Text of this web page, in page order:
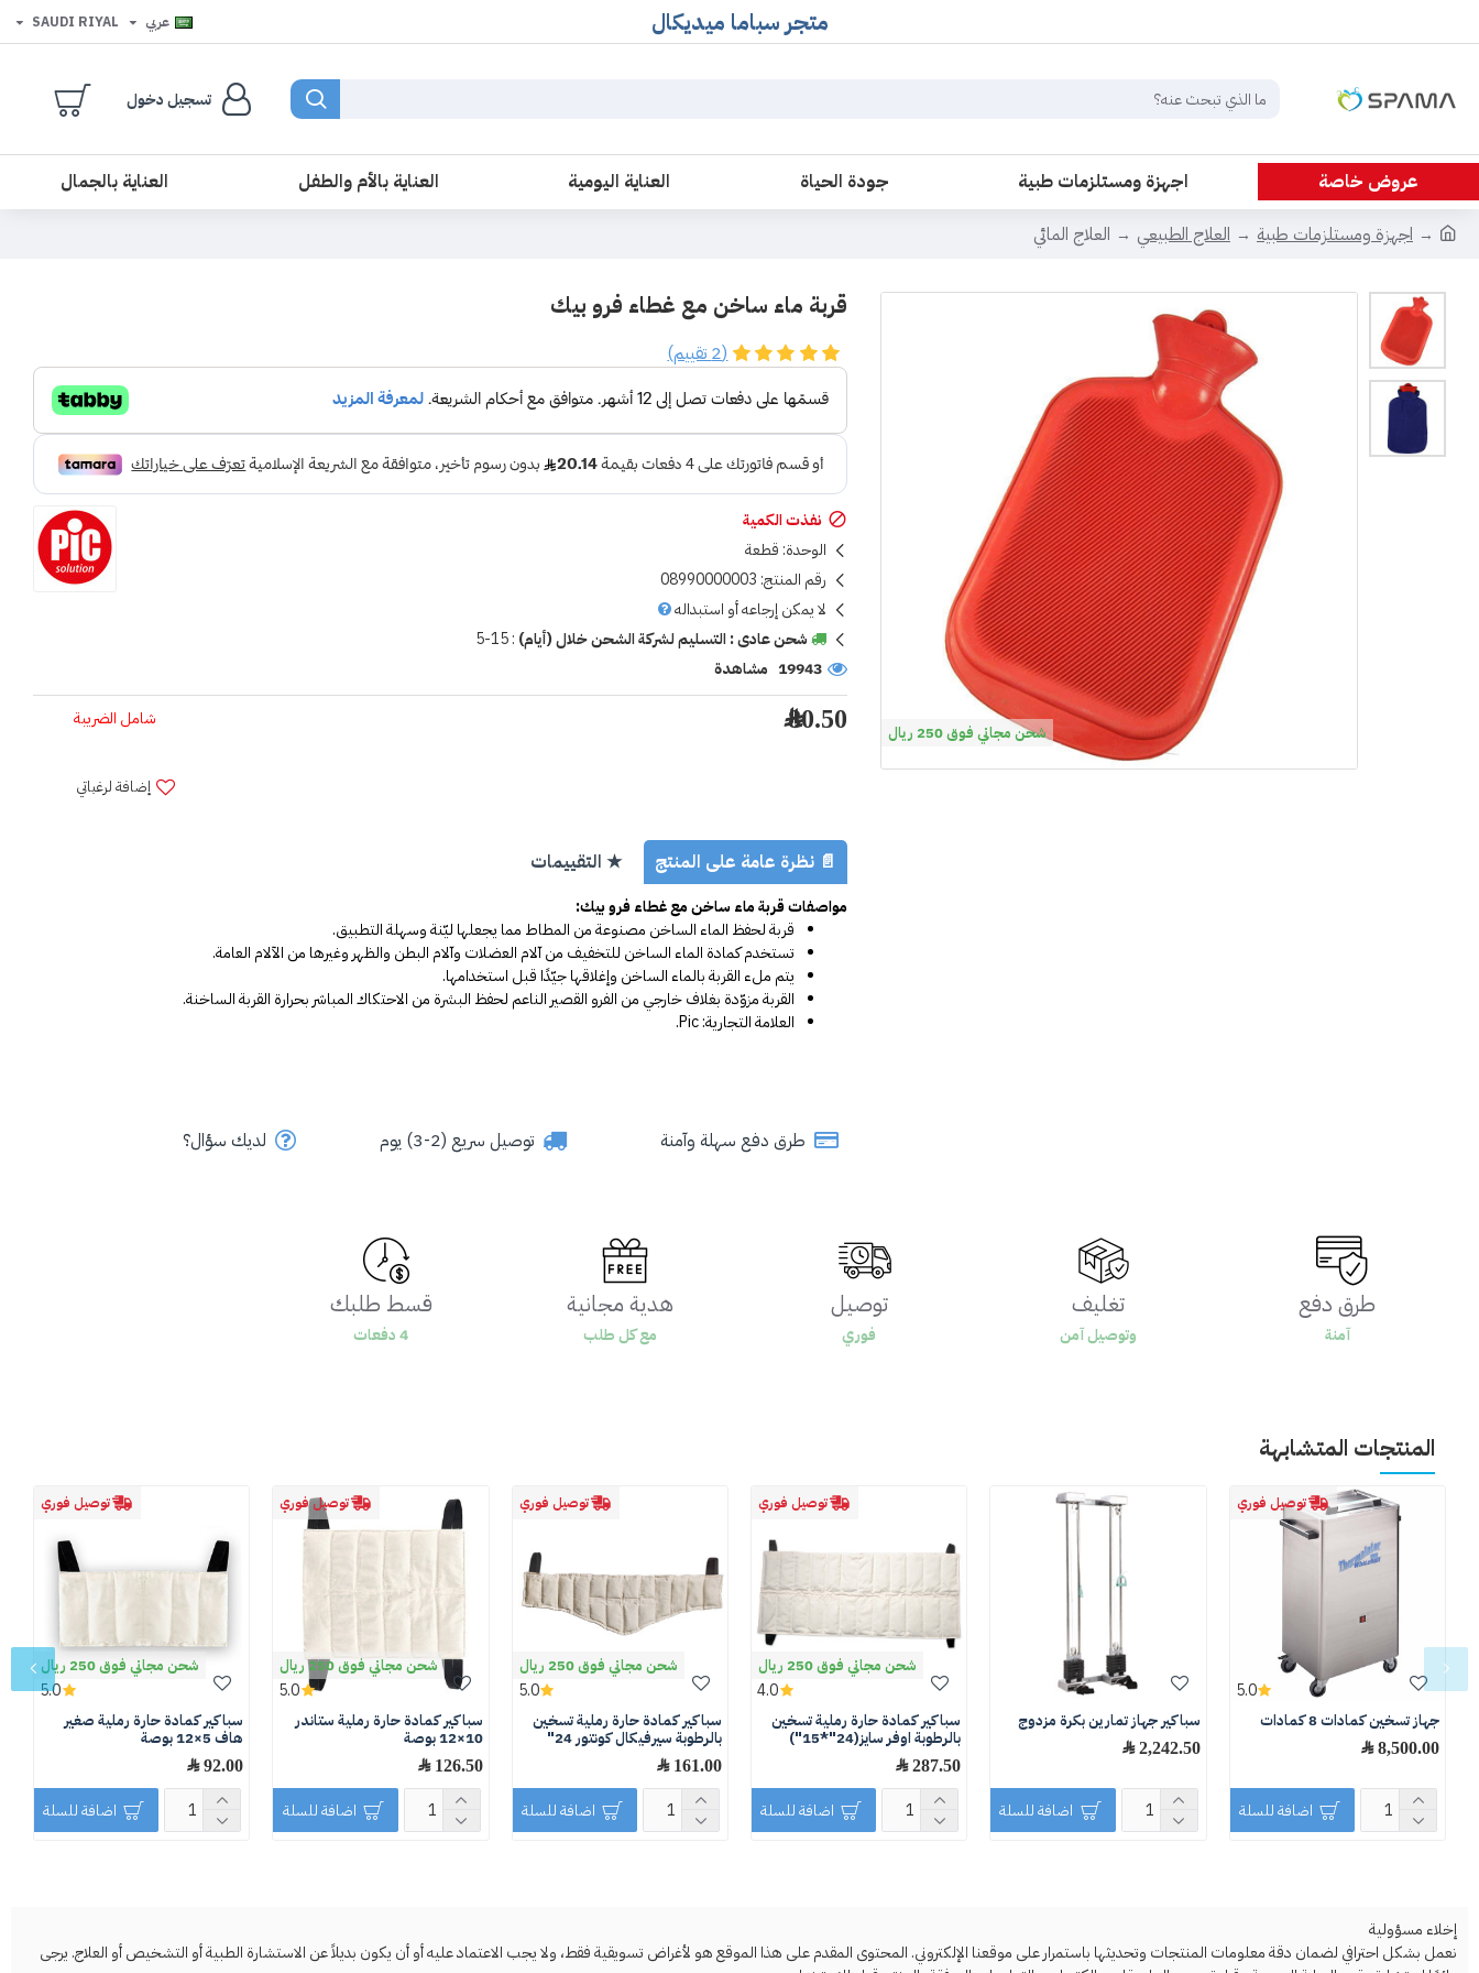
متجر سباما ميديكال عربي SAUDI RIYAL
تسجيل دخول
عروض خاصة اجهزة ومستلزمات طبية جودة الحياة العناية اليومية العناية بالأم والطفل
العناية بالجمال
اجهزة ومستلزمات طبية
العلاج الطبيعي العلاج المائي
شحن مجاني فوق 250 ريال
قربة ماء ساخن مع غطاء فرو بيك
نفذت الكمية
الوحدة: قطعة
رقم المنتج: 08990000003
لا يمكن إرجاعه أو استبداله
شحن عادى : التسليم لشركة الشحن خلال (أيام) :
5-15
19943 مشاهدة
(2 تقييم)
80.50 ﷼ شامل الضريبة
إضافة لرغباتي
طرق دفع سهلة وآمنة توصيل سريع (2-3) يوم لديك سؤال؟
📄 نظرة عامة على المنتج ★ التقييمات
مواصفات قربة ماء ساخن مع غطاء فرو بيك:
قربة لحفظ الماء الساخن مصنوعة من المطاط مما يجعلها ليّنة وسهلة التطبيق.
تستخدم كمادة الماء الساخن للتخفيف من آلام العضلات وآلام البطن والظهر وغيرها من الآلام العامة.
يتم ملء القربة بالماء الساخن وإغلاقها جيّدًا قبل استخدامها.
القربة مزوّدة بغلاف خارجي من الفرو القصير الناعم لحفظ البشرة من الاحتكاك المباشر بحرارة القربة الساخنة.
العلامة التجارية: Pic.
طرق دفع
آمنة
تغليف
وتوصيل آمن
توصيل
فوري
هدية مجانية
مع كل طلب
قسط طلبك
4 دفعات
المنتجات المتشابهة
توصيل فوري
جهاز تسخين كمادات 8 كمادات
8,500.00 ﷼
5.0
اضافة للسلة
سباكير جهاز تمارين بكرة مزدوج
2,242.50 ﷼
اضافة للسلة
توصيل فوري
شحن مجاني فوق 250 ريال
سباكير كمادة حارة رملية تسخين
بالرطوبة اوفر سايز(24"*15")
287.50 ﷼
4.0
اضافة للسلة
توصيل فوري
شحن مجاني فوق 250 ريال
سباكير كمادة حارة رملية تسخين
بالرطوبة سيرفيكال كونتور 24"
161.00 ﷼
5.0
اضافة للسلة
توصيل فوري
شحن مجاني فوق 250 ريال
سباكير كمادة حارة رملية ستاندر
10×12 بوصة
126.50 ﷼
5.0
اضافة للسلة
توصيل فوري
شحن مجاني فوق 250 ريال
سباكير كمادة حارة رملية صغير
هاف 5×12 بوصة
92.00 ﷼
5.0
اضافة للسلة
إخلاء مسؤولية
نعمل بشكل احترافي لضمان دقة معلومات المنتجات وتحديثها باستمرار على موقعنا الإلكتروني. المحتوى المقدم على هذا الموقع هو لأغراض تسويقية فقط، ولا يجب الاعتماد عليه أو أن يكون بديلاً عن الاستشارة الطبية أو التشخيص أو العلاج. يرجى